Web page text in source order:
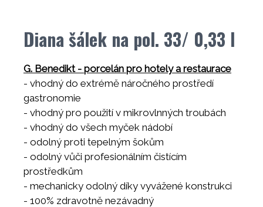
Diana šálek na pol. 33/ 0,33 l
G. Benedikt - porcelán pro hotely a restaurace
- vhodný do extrémě náročného prostředí
gastronomie
- vhodný pro použití v mikrovlnných troubách
- vhodný do všech myček nádobí
- odolný proti tepelným šokům
- odolný vůči profesionálním čistícím
prostředkům
- mechanicky odolný díky vyvážené konstrukci
- 100% zdravotně nezávadný